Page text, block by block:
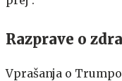
Razprave o
Vprašanja o